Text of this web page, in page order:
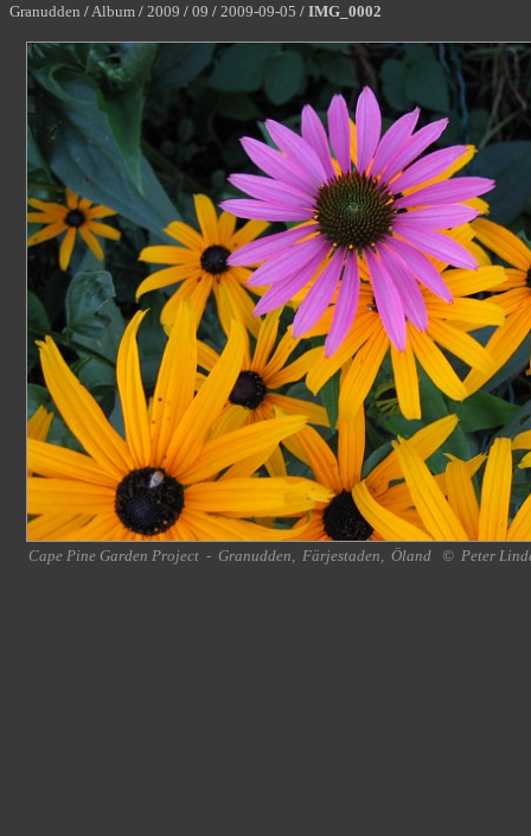
Granudden /Album / 2009 / 09 / 2009-09-05 / IMG_0002
Cape Pine Garden Project - Granudden, Färjestaden, Öland © Peter